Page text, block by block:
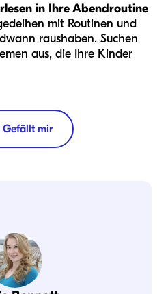
in Ihre Abendroutine
mit Routinen und
raushaben. Suchen
aus, die Ihre Kinder
Gefällt mir